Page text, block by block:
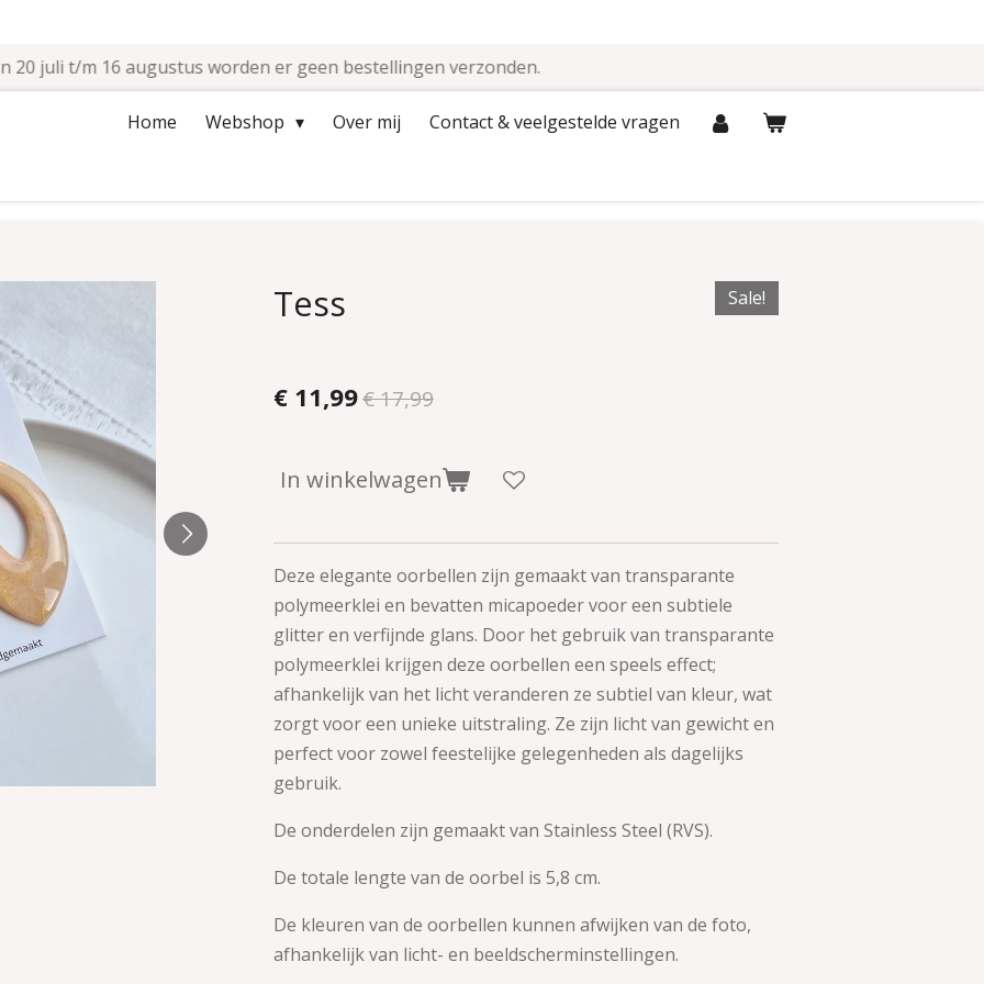
20 juli t/m 16 augustus worden er geen bestellingen verzonden.
Home Webshop Over mij Contact & veelgestelde vragen
Tess Sale!
€ 11,99€ 17,99
In winkelwagen
Deze elegante oorbellen zijn gemaakt van transparante
polymeerklei en bevatten micapoeder voor een subtiele
glitter en verfijnde glans. Door het gebruik van transparante
polymeerklei krijgen deze oorbellen een speels effect;
afhankelijk van het licht veranderen ze subtiel van kleur, wat
zorgt voor een unieke uitstraling. Ze zijn licht van gewicht en
perfect voor zowel feestelijke gelegenheden als dagelijks
gebruik.
De onderdelen zijn gemaakt van Stainless Steel (RVS).
De totale lengte van de oorbel is 5,8 cm.
De kleuren van de oorbellen kunnen afwijken van de foto,
afhankelijk van licht- en beeldscherminstellingen.